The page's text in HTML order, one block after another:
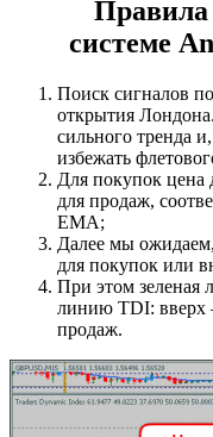
Правила
системе
Поиск сигналов
открытия
сильного тренда
избежать
Для покупок цена
для продаж,
EMA;
Далее мы
для покупок или
При этом зеленая
линию TDI: вверх
продаж.